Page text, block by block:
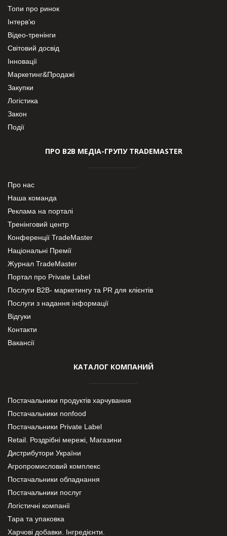
Топи про ринок
Інтерв’ю
Відео-тренінги
Світовий досвід
Інновації
Маркетинг&Продажі
Закупки
Логістика
Закон
Події
ПРО В2В МЕДІА-ГРУПУ TRADEMASTER
Про нас
Наша команда
Реклама на порталі
Тренінговий центр
Конференції TradeMaster
Національні Премії
Журнал TradeMaster
Портал про Private Label
Послуги В2В- маркетингу та PR для клієнтів
Послуги з надання інформації
Відгуки
Контакти
Вакансії
КАТАЛОГ КОМПАНИЙ
Постачальники продуктів харчування
Постачальники nonfood
Постачальники Private Label
Retail. Роздрібні мережі, Магазини
Дистрибутори України
Агропромисловий комплекс
Постачальники обладнання
Постачальники послуг
Логістичні компанії
Тара та упаковка
Харчові добавки. Інгредієнти.